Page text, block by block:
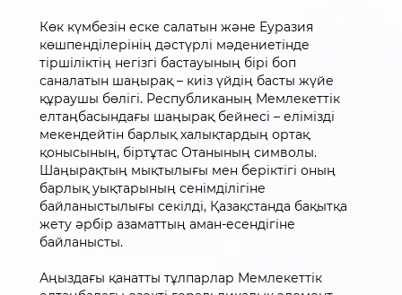
Көк күмбезін еске салатын және Еуразия
көшпенділерінің дәстүрлі мәдениетінде
тіршіліктің негізгі бастауының бірі боп
саналатын шаңырақ – киіз үйдің басты жүйе
құраушы бөлігі. Республиканың Мемлекеттік
елтаңбасындағы шаңырақ бейнесі – елімізді
мекендейтін барлық халықтардың ортақ
қонысының, біртұтас Отанының символы.
Шаңырақтың мықтылығы мен беріктігі оның
барлық уықтарының сенімділігіне
байланыстылығы секілді, Қазақстанда бақытқа
жету әрбір азаматтың аман-есендігіне
байланысты.
Аңыздағы қанатты тұлпарлар Мемлекеттік